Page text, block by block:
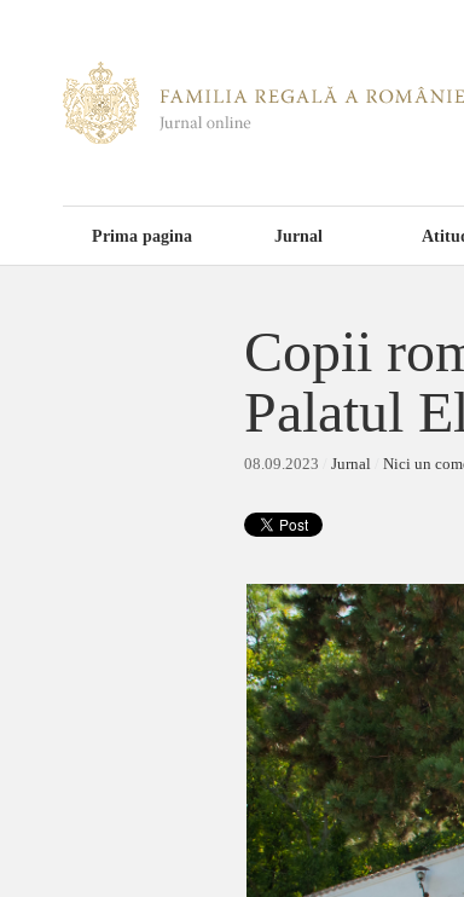
Prima pagina Jurnal
Copii
Palatul
08.09.2023 Jurnal Nici un